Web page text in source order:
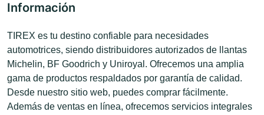
Información
TIREX es tu destino confiable para necesidades
automotrices, siendo distribuidores autorizados de llantas
Michelin, BF Goodrich y Uniroyal. Ofrecemos una amplia
gama de productos respaldados por garantía de calidad.
Desde nuestro sitio web, puedes comprar fácilmente.
Además de ventas en línea, ofrecemos servicios integrales